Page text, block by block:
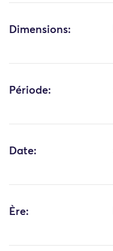
Dimensions:
Période:
Date:
Ère: